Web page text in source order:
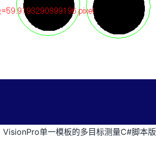
VisionPro单一模板的多目标测量C#脚本版